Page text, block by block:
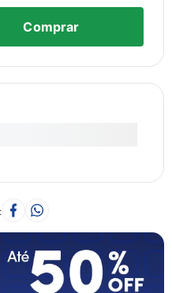
Comprar